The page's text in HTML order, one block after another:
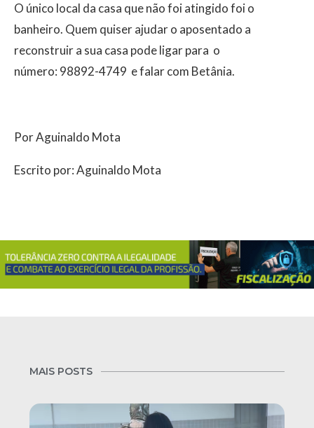
O único local da casa que não foi atingido foi o
banheiro. Quem quiser ajudar o aposentado a
reconstruir a sua casa pode ligar para o
número: 98892-4749 e falar com Betânia.
Por Aguinaldo Mota
Escrito por: Aguinaldo Mota
MAIS POSTS